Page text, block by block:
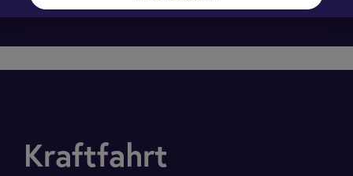
Kraftfahrt